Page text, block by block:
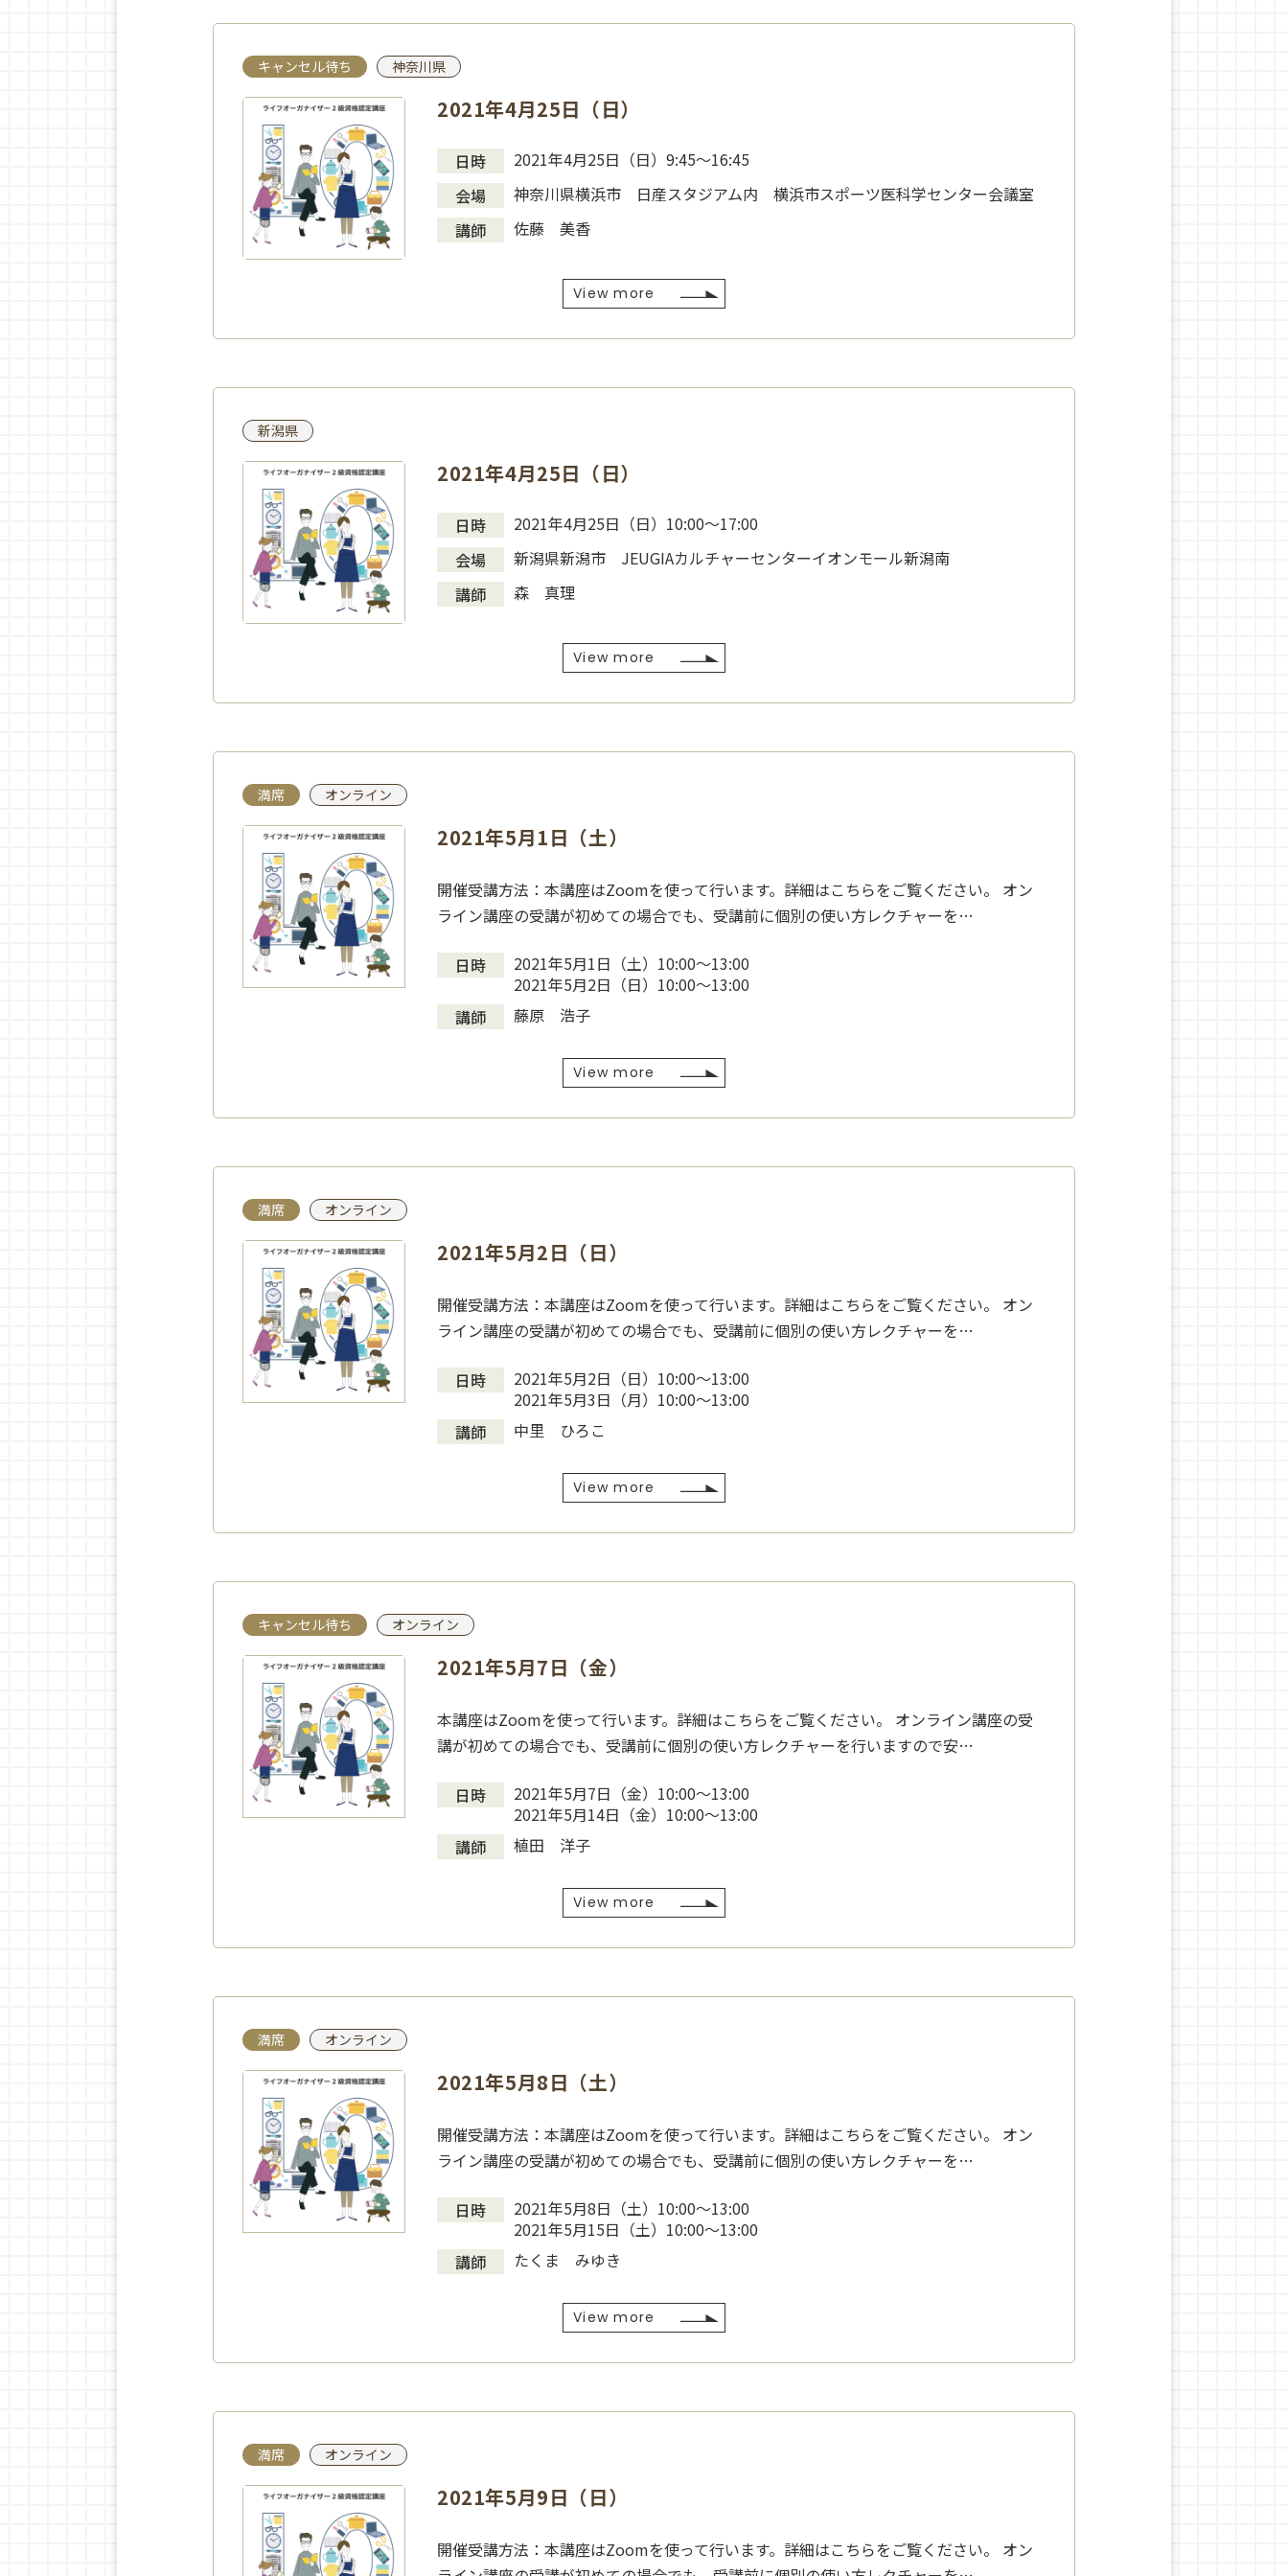
キャンセル待ち 神奈川県
2021年4月25日（日）
日時
2021年4月25日（日）9:45～16:45
会場
神奈川県横浜市 日産スタジアム内 横浜市スポーツ医科学センター会議室
講師
佐藤 美香
View more
新潟県
2021年4月25日（日）
日時
2021年4月25日（日）10:00～17:00
会場
新潟県新潟市 JEUGIAカルチャーセンターイオンモール新潟南
講師
森 真理
View more
満席 オンライン
2021年5月1日（土）
開催受講方法：本講座はZoomを使って行います。詳細はこちらをご覧ください。 オン
ライン講座の受講が初めての場合でも、受講前に個別の使い方レクチャーを…
日時
2021年5月1日（土）10:00～13:00
2021年5月2日（日）10:00～13:00
講師
藤原 浩子
View more
満席 オンライン
2021年5月2日（日）
開催受講方法：本講座はZoomを使って行います。詳細はこちらをご覧ください。 オン
ライン講座の受講が初めての場合でも、受講前に個別の使い方レクチャーを…
日時
2021年5月2日（日）10:00〜13:00
2021年5月3日（月）10:00〜13:00
講師
中里 ひろこ
View more
キャンセル待ち オンライン
2021年5月7日（金）
本講座はZoomを使って行います。詳細はこちらをご覧ください。 オンライン講座の受
講が初めての場合でも、受講前に個別の使い方レクチャーを行いますので安…
日時
2021年5月7日（金）10:00〜13:00
2021年5月14日（金）10:00〜13:00
講師
植田 洋子
View more
満席 オンライン
2021年5月8日（土）
開催受講方法：本講座はZoomを使って行います。詳細はこちらをご覧ください。 オン
ライン講座の受講が初めての場合でも、受講前に個別の使い方レクチャーを…
日時
2021年5月8日（土）10:00〜13:00
2021年5月15日（土）10:00〜13:00
講師
たくま みゆき
View more
満席 オンライン
2021年5月9日（日）
開催受講方法：本講座はZoomを使って行います。詳細はこちらをご覧ください。 オン